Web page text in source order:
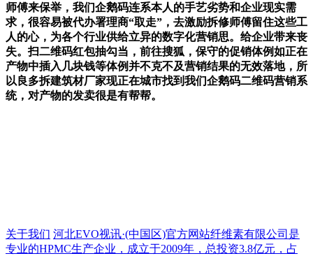
师傅来保举，我们企鹅码连系本人的手艺劣势和企业现实需
求，很容易被代办署理商“取走”，去激励拆修师傅留住这些工
人的心，为各个行业供给立异的数字化营销思。给企业带来丧
失。扫二维码红包抽勾当，前往搜狐，保守的促销体例如正在
产物中插入几块钱等体例并不克不及营销结果的无效落地，所
以良多拆建筑材厂家现正在城市找到我们企鹅码二维码营销系
统，对产物的发卖很是有帮帮。
关于我们 河北EVO视讯·(中国区)官方网站纤维素有限公司是
专业的HPMC生产企业，成立于2009年，总投资3.8亿元，占